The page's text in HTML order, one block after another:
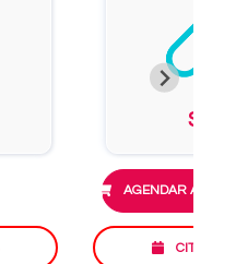
AGENDAR A
CITAS